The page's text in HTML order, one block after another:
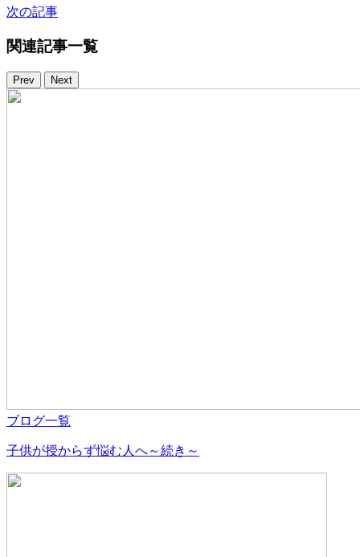
次の記事
関連記事一覧
Prev Next
ブログ一覧
子供が授からず悩む人へ～続き～